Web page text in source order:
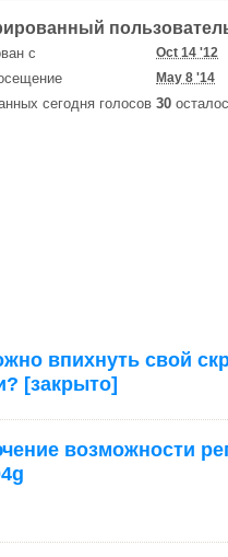
с Oct 14 '12
May 8 '14
сегодня голосов 30
впихнуть свой
[закрыто]
возможности